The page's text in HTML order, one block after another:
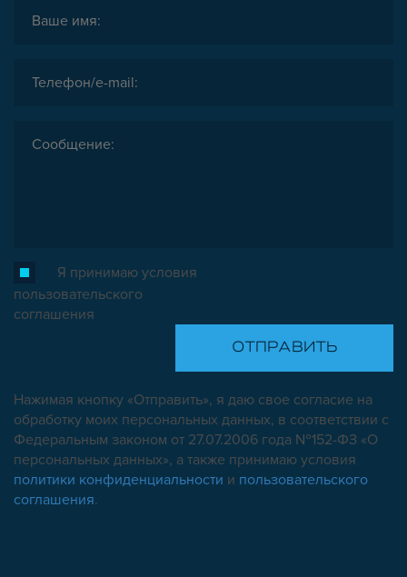
Я принимаю условия
пользовательского
соглашения
Нажимая кнопку «Отправить», я даю свое согласие на
обработку моих персональных данных, в соответствии с
Федеральным законом от 27.07.2006 года №152-ФЗ «О
персональных данных», а также принимаю условия
политики конфиденциальности и пользовательского
соглашения.